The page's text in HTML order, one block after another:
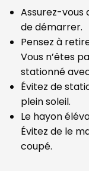
Assurez-
de démarrer.
Pensez à
Vous n’êtes
stationné
Évitez de
plein soleil.
Le hayon
Évitez de le
coupé.